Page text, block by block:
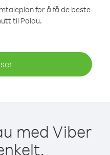
for å få de beste
til Palau.
med Viber